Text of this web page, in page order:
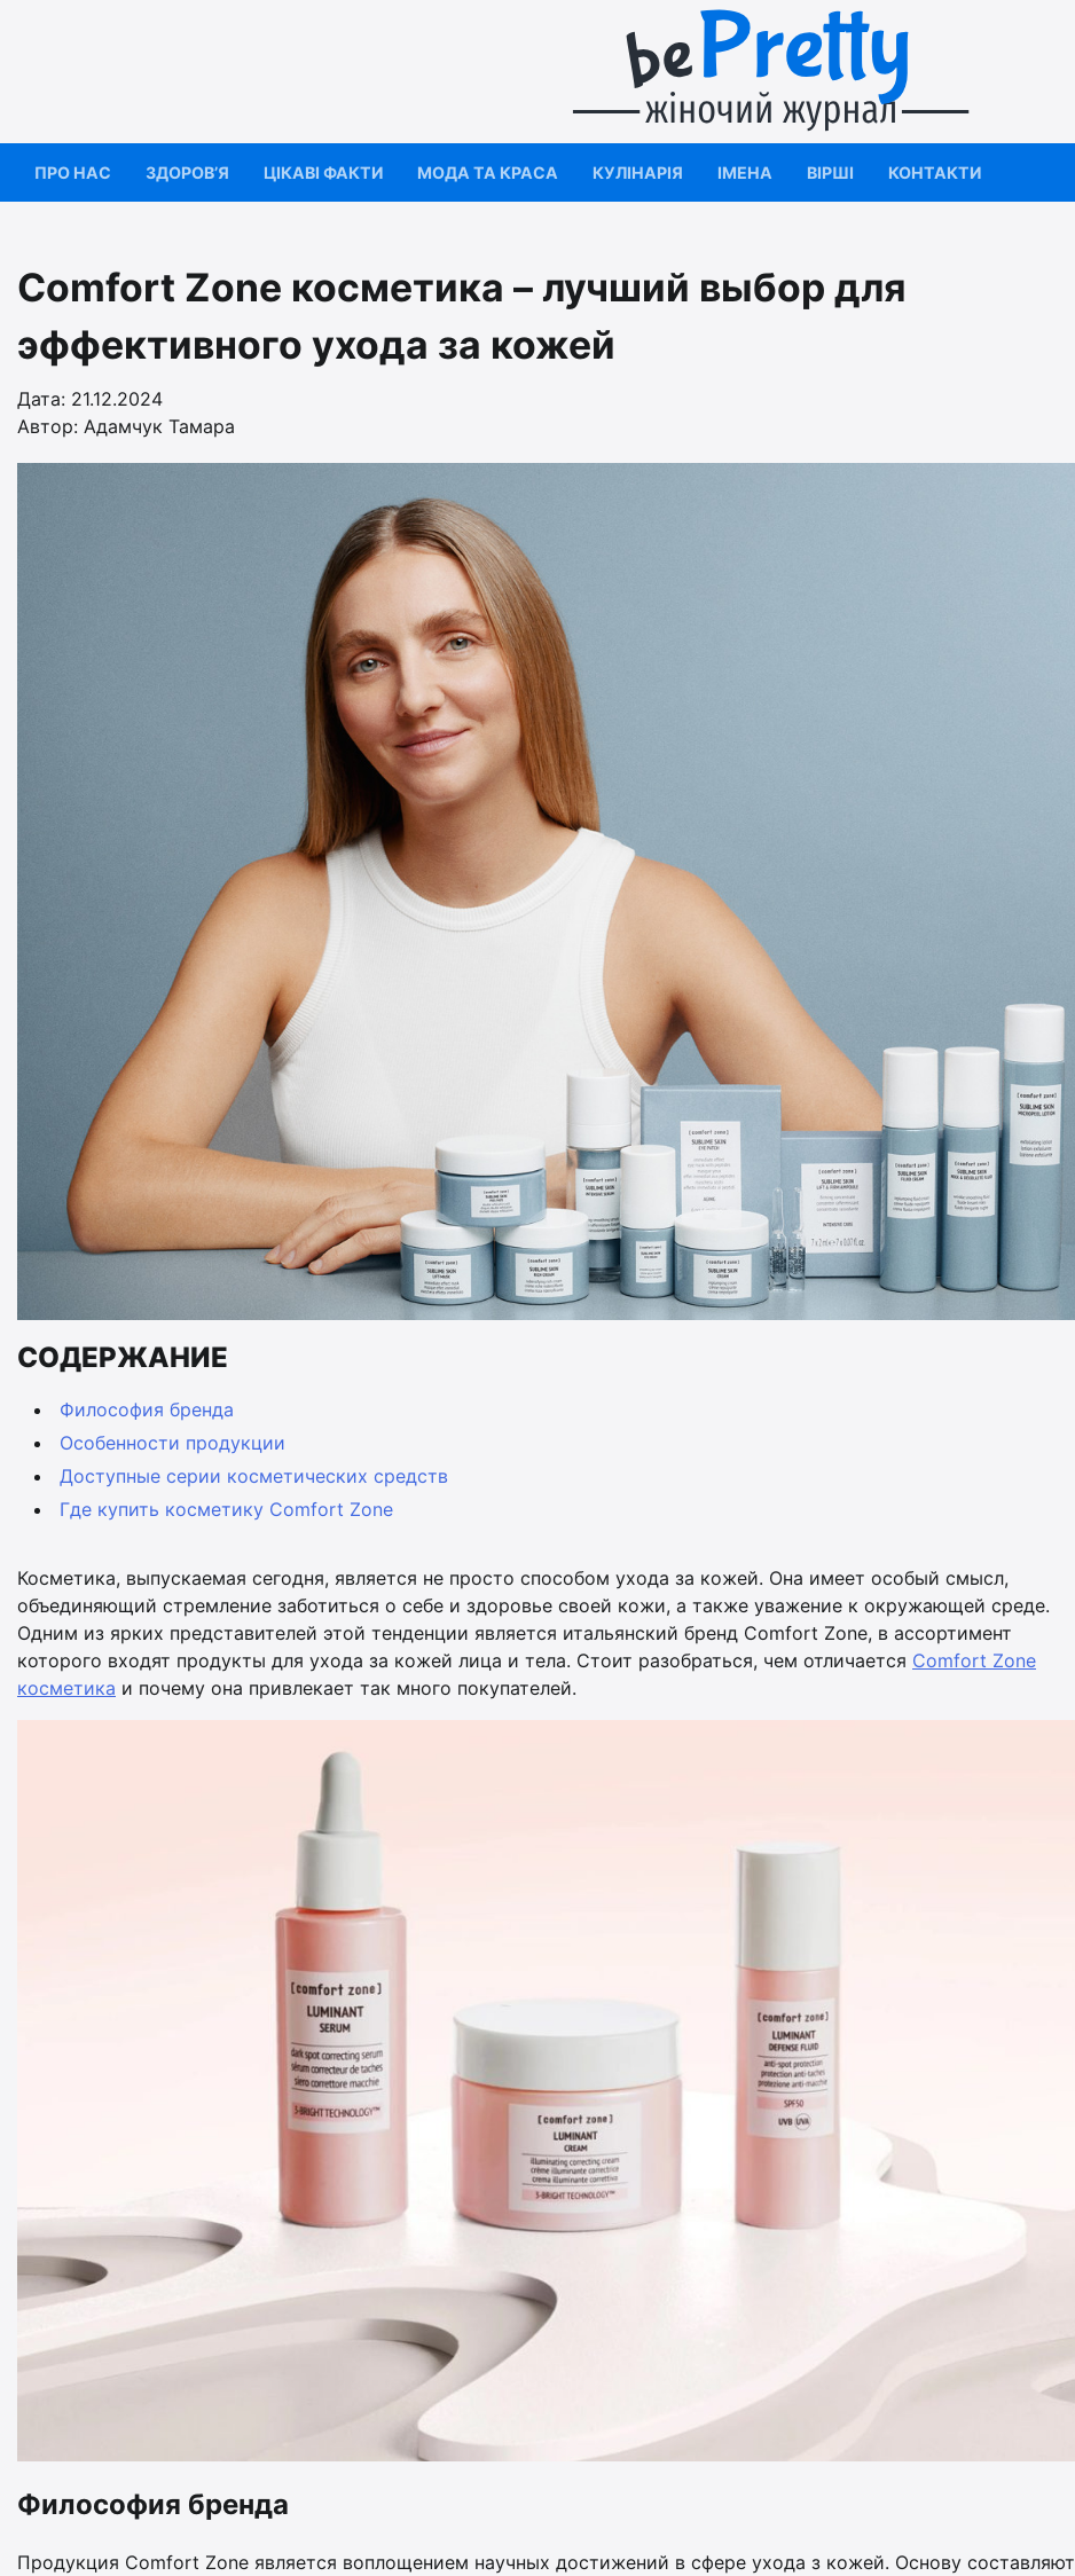
ПРО НАС ЗДОРОВ’Я ЦІКАВІ ФАКТИ МОДА ТА КРАСА КУЛІНАРІЯ ІМЕНА ВІРШІ КОНТАКТИ
Comfort Zone косметика – лучший выбор для
эффективного ухода за кожей
Дата: 21.12.2024
Автор: Адамчук Тамара
СОДЕРЖАНИЕ
Философия бренда
Особенности продукции
Доступные серии косметических средств
Где купить косметику Comfort Zone
Косметика, выпускаемая сегодня, является не просто способом ухода за кожей. Она имеет особый смысл,
объединяющий стремление заботиться о себе и здоровье своей кожи, а также уважение к окружающей среде.
Одним из ярких представителей этой тенденции является итальянский бренд Comfort Zone, в ассортимент
которого входят продукты для ухода за кожей лица и тела. Стоит разобраться, чем отличается Comfort Zone
косметика и почему она привлекает так много покупателей.
Философия бренда
Продукция Comfort Zone является воплощением научных достижений в сфере ухода з кожей. Основу составляют